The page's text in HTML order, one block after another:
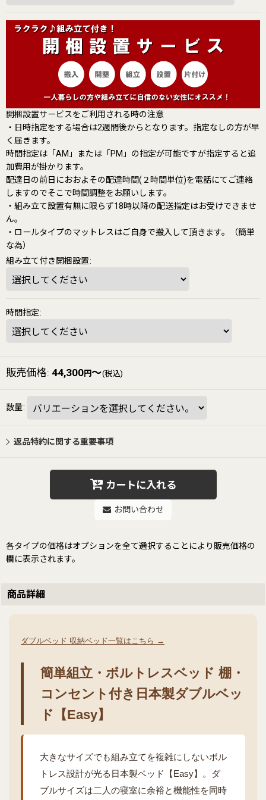
開梱設置サービスをご利用される時の注意
・日時指定をする場合は2週間後からとなります。指定なしの方が早
く届きます。
時間指定は「AM」または「PM」の指定が可能ですが指定すると追
加費用が掛かります。
配達日の前日におおよその配達時間(２時間単位)を電話にてご連絡
しますのでそこで時間調整をお願いします。
・組み立て設置有無に限らず18時以降の配送指定はお受けできませ
ん。
・ロールタイプのマットレスはご自身で搬入して頂きます。（簡単
な為）
組み立て付き開梱設置:
時間指定:
販売価格: 44,300円～(税込)
数量:
返品特約に関する重要事項
カートに入れる
お問い合わせ
各タイプの価格はオプションを全て選択することにより販売価格の
欄に表示されます。
商品詳細
ダブルベッド 収納ベッド一覧はこちら →
簡単組立・ボルトレスベッド 棚・
コンセント付き日本製ダブルベッ
ド【Easy】
大きなサイズでも組み立てを複雑にしないボル
トレス設計が光る日本製ベッド【Easy】。ダ
ブルサイズは二人の寝室に余裕と機能性を同時